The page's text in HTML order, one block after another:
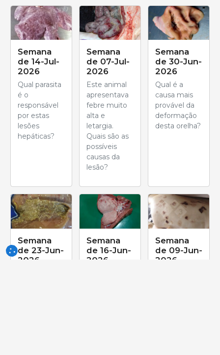
Semana
de 14-Jul-
2026
Qual parasita
é o
responsável
por estas
lesões
hepáticas?
Semana
de 07-Jul-
2026
Este animal
apresentava
febre muito
alta e
letargia.
Quais são as
possíveis
causas da
lesão?
Semana
de 30-Jun-
2026
Qual é a
causa mais
provável da
deformação
desta orelha?
Semana
de 23-Jun-
2026
Semana
de 16-Jun-
2026
Semana
de 09-Jun-
2026